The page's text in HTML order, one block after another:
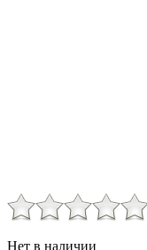
Нет в наличии